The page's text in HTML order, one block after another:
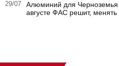
29/07
Алюминий для
августе ФАС решит,